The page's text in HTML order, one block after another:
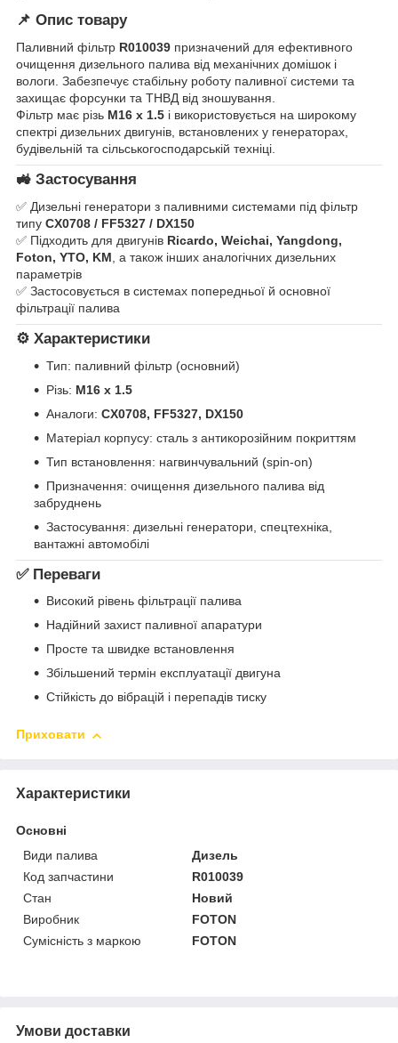
📌 Опис товару
Паливний фільтр R010039 призначений для ефективного
очищення дизельного палива від механічних домішок і
вологи. Забезпечує стабільну роботу паливної системи та
захищає форсунки та ТНВД від зношування.
Фільтр має різь M16 x 1.5 і використовується на широкому
спектрі дизельних двигунів, встановлених у генераторах,
будівельній та сільськогосподарській техніці.
🚜 Застосування
✅ Дизельні генератори з паливними системами під фільтр
типу CX0708 / FF5327 / DX150
✅ Підходить для двигунів Ricardo, Weichai, Yangdong,
Foton, YTO, KM , а також інших аналогічних дизельних
параметрів
✅ Застосовується в системах попередньої й основної
фільтрації палива
⚙ Характеристики
Тип: паливний фільтр (основний)
Різь: M16 x 1.5
Аналоги: CX0708, FF5327, DX150
Матеріал корпусу: сталь з антикорозійним покриттям
Тип встановлення: нагвинчувальний (spin-on)
Призначення: очищення дизельного палива від
забруднень
Застосування: дизельні генератори, спецтехніка,
вантажні автомобілі
✅ Переваги
Високий рівень фільтрації палива
Надійний захист паливної апаратури
Просте та швидке встановлення
Збільшений термін експлуатації двигуна
Стійкість до вібрацій і перепадів тиску
Приховати
Характеристики
Основні
Види палива
Дизель
Код запчастини
R010039
Стан
Новий
Виробник
FOTON
Сумісність з маркою
FOTON
Умови доставки